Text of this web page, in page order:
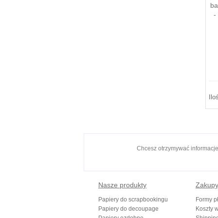
-
Chcesz otrzymywać
Nasze produkty
Papiery do scrapbookingu
Papiery do decoupage
Zakupy
Formy
Koszty